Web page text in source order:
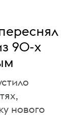
90-х
нового